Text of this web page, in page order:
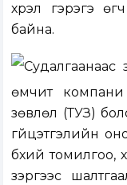
хүрэл гэрэгэ
байна.
Судалгаанаас
өмчит
зөвлөл (ТУЗ)
гүйцэтгэлийн
бүхий томилгоо,
зэргээс